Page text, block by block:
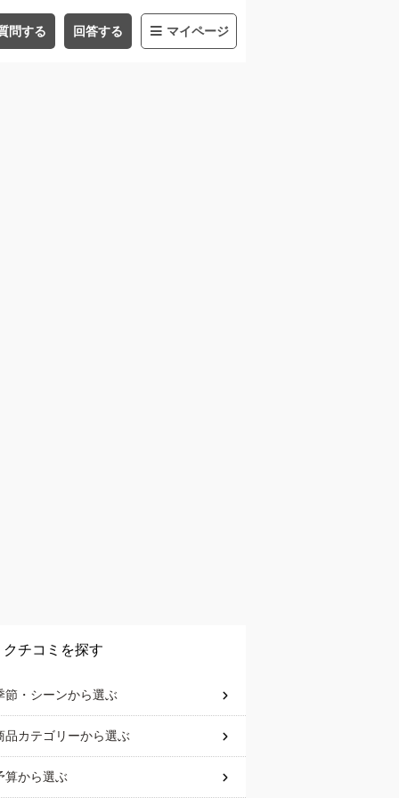
問する 回答する マイページ
クチコミを探す
節・シーンから選ぶ
品カテゴリーから選ぶ
算から選ぶ